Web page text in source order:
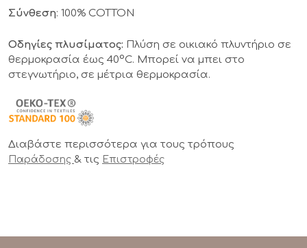
Σύνθεση: 100% COTTON
Οδηγίες πλυσίματος: Πλύση σε οικιακό πλυντήριο σε
θερμοκρασία έως 40°C. Μπορεί να μπει στο
στεγνωτήριο, σε μέτρια θερμοκρασία.
Διαβάστε περισσότερα για τους τρόπους
Παράδοσης & τις Επιστροφές